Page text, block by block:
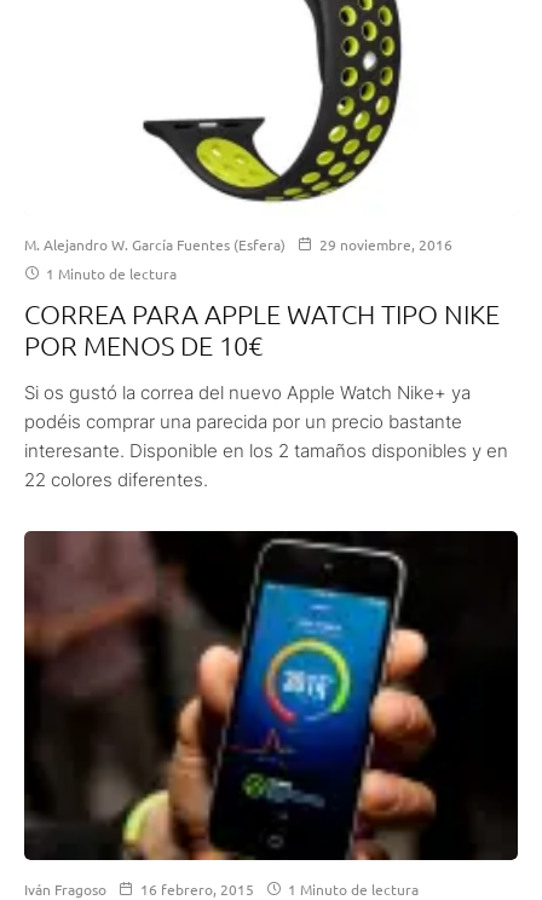
M. Alejandro W. García Fuentes (Esfera)
29 noviembre, 2016
1 Minuto de lectura
CORREA PARA APPLE WATCH TIPO NIKE
POR MENOS DE 10€
Si os gustó la correa del nuevo Apple Watch Nike+ ya
podéis comprar una parecida por un precio bastante
interesante. Disponible en los 2 tamaños disponibles y en
22 colores diferentes.
Iván Fragoso 16 febrero, 2015 1 Minuto de lectura